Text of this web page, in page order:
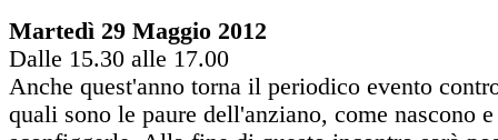
Martedì 29 Maggio 2012
Dalle 15.30 alle 17.00
Anche quest'anno torna il periodico evento
quali sono le paure dell'anziano, come nascono